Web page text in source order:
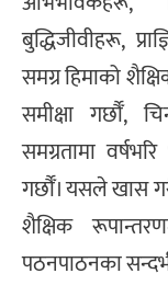
बुद्धिजीवीहरू,
समग्र हिमाको
समीक्षा गर्छौँ,
समग्रतामा
गर्छौँ। यसले खास
शैक्षिक
पठनपाठनका